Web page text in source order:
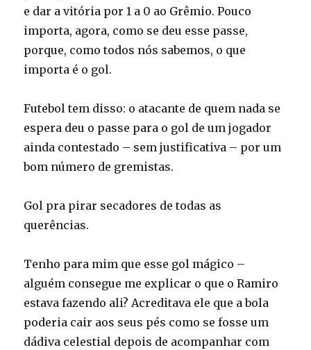
e dar a vitória por 1 a 0 ao Grêmio. Pouco
importa, agora, como se deu esse passe,
porque, como todos nós sabemos, o que
importa é o gol.
Futebol tem disso: o atacante de quem nada se
espera deu o passe para o gol de um jogador
ainda contestado – sem justificativa – por um
bom número de gremistas.
Gol pra pirar secadores de todas as
querências.
Tenho para mim que esse gol mágico –
alguém consegue me explicar o que o Ramiro
estava fazendo ali? Acreditava ele que a bola
poderia cair aos seus pés como se fosse um
dádiva celestial depois de acompanhar com